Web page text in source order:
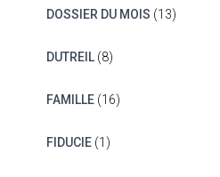
DOSSIER DU MOIS (13)
DUTREIL(8)
FAMILLE(16)
FIDUCIE(1)